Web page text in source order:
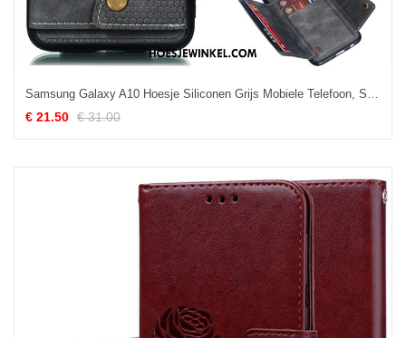
Samsung Galaxy A10 Hoesje Siliconen Grijs Mobiele Telefoon, Samsung Galaxy A10 Hoesje Zacht Hoes
€ 21.50 € 31.00